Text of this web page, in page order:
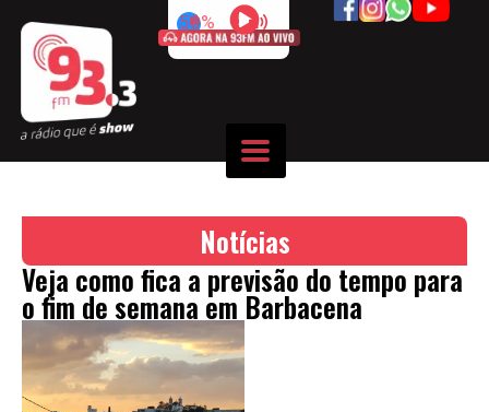
50%
Notícias
Veja como fica a previsão do tempo para
o fim de semana em Barbacena